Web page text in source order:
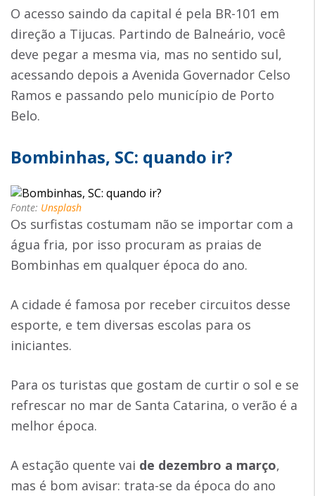
O acesso saindo da capital é pela BR-101 em
direção a Tijucas. Partindo de Balneário, você
deve pegar a mesma via, mas no sentido sul,
acessando depois a Avenida Governador Celso
Ramos e passando pelo município de Porto
Belo.
Bombinhas, SC: quando ir?
Fonte: Unsplash
Os surfistas costumam não se importar com a
água fria, por isso procuram as praias de
Bombinhas em qualquer época do ano.
A cidade é famosa por receber circuitos desse
esporte, e tem diversas escolas para os
iniciantes.
Para os turistas que gostam de curtir o sol e se
refrescar no mar de Santa Catarina, o verão é a
melhor época.
A estação quente vai de dezembro a março,
mas é bom avisar: trata-se da época do ano